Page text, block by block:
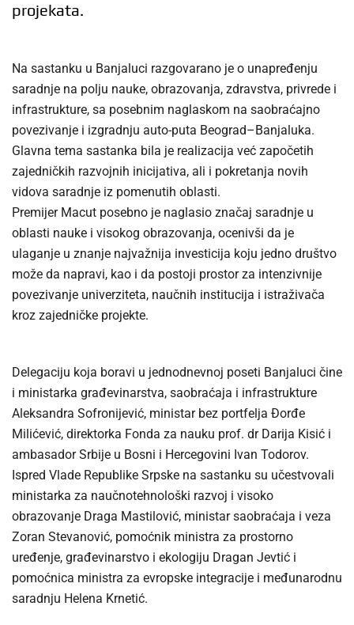
projekata.
Na sastanku u Banjaluci razgovarano je o unapređenju
saradnje na polju nauke, obrazovanja, zdravstva, privrede i
infrastrukture, sa posebnim naglaskom na saobraćajno
povezivanje i izgradnju auto-puta Beograd–Banjaluka.
Glavna tema sastanka bila je realizacija već započetih
zajedničkih razvojnih inicijativa, ali i pokretanja novih
vidova saradnje iz pomenutih oblasti.
Premijer Macut posebno je naglasio značaj saradnje u
oblasti nauke i visokog obrazovanja, ocenivši da je
ulaganje u znanje najvažnija investicija koju jedno društvo
može da napravi, kao i da postoji prostor za intenzivnije
povezivanje univerziteta, naučnih institucija i istraživača
kroz zajedničke projekte.
Delegaciju koja boravi u jednodnevnoj poseti Banjaluci čine
i ministarka građevinarstva, saobraćaja i infrastrukture
Aleksandra Sofronijević, ministar bez portfelja Đorđe
Milićević, direktorka Fonda za nauku prof. dr Darija Kisić i
ambasador Srbije u Bosni i Hercegovini Ivan Todorov.
Ispred Vlade Republike Srpske na sastanku su učestvovali
ministarka za naučnotehnološki razvoj i visoko
obrazovanje Draga Mastilović, ministar saobraćaja i veza
Zoran Stevanović, pomoćnik ministra za prostorno
uređenje, građevinarstvo i ekologiju Dragan Jevtić i
pomoćnica ministra za evropske integracije i međunarodnu
saradnju Helena Krnetić.